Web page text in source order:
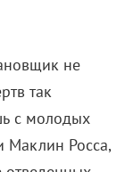
не
так
с молодых
Маклин Росса,